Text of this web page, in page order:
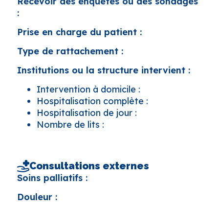
:
Prise en charge du patient :
Type de rattachement :
Institutions ou la structure intervient :
Intervention à domicile :
Hospitalisation complète :
Hospitalisation de jour :
Nombre de lits :
Consultations externes
Soins palliatifs :
Douleur :